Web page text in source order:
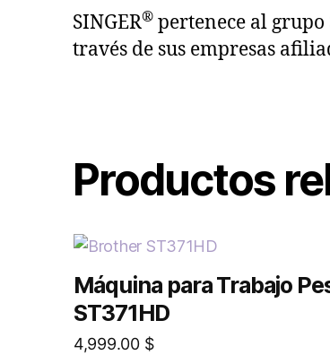
SINGER®pertenece al grupo
través de sus empresas
Productos
Máquina para Trabajo
ST371HD
4,999.00 $